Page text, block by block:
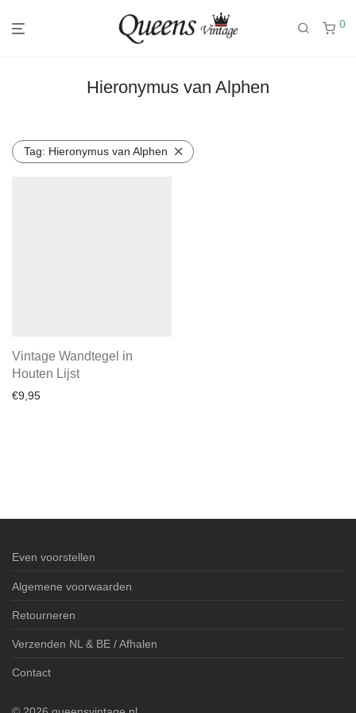
0
Hieronymus van Alphen
Tag: Hieronymus van Alphen
Vintage Wandtegel in
Houten Lijst
€9,95
Even voorstellen
Algemene voorwaarden
Retourneren
Verzenden NL & BE / Afhalen
Contact